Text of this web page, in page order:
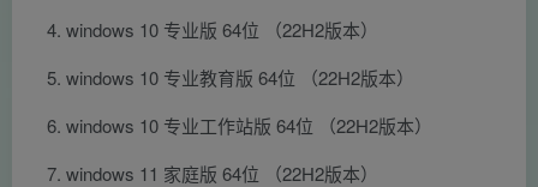
windows 10 专业版 64位 （22H2版本）
windows 10 专业教育版 64位 （22H2版本）
windows 10 专业工作站版 64位 （22H2版本）
windows 11 家庭版 64位 （22H2版本）